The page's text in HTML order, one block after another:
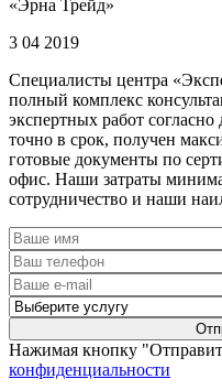
«Эрна Трейд»
3 04 2019
Специалисты центра
полный комплекс
экспертных работ
точно в срок, получен
готовые документы по
офис. Наши затраты
сотрудничество и наши
Нажимая кнопку
конфиденциальности